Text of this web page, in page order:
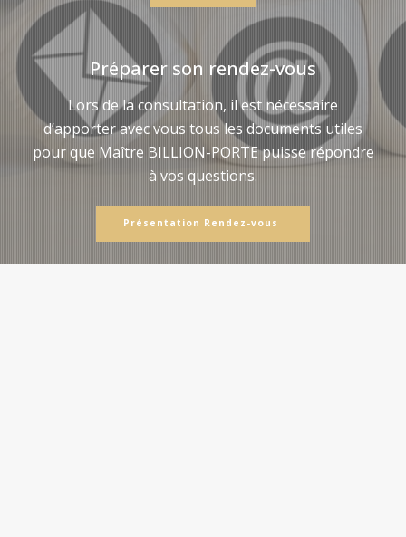
Préparer son rendez-vous
Lors de la consultation, il est nécessaire
d’apporter avec vous tous les documents utiles
pour que Maître BILLION-PORTE puisse répondre
à vos questions.
Présentation Rendez-vous